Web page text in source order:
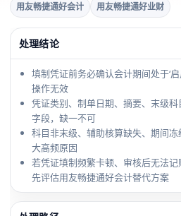
用友畅捷通好会计
用友畅捷通好业财
处理结论
填制凭证前务必确认会计期间处于‘
操作无效
凭证类别、制单日期、摘要、末级
字段，缺一不可
科目非末级、辅助核算缺失、期间
大高频原因
若凭证填制频繁卡顿、审核后无法
先评估用友畅捷通好会计替代方案